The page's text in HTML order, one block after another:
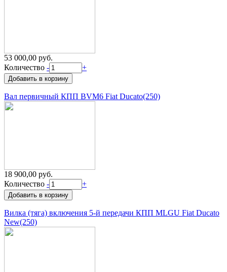
53 000,00 руб.
Количество - +
Вал первичный КПП BVM6 Fiat Ducato(250)
18 900,00 руб.
Количество - +
Вилка (тяга) включения 5-й передачи КПП MLGU Fiat Ducato
New(250)